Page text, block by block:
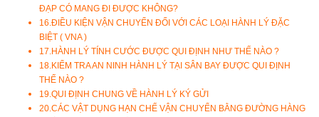
ĐẠP CÓ MANG ĐI ĐƯỢC KHÔNG?
16.ĐIỀU KIỆN VẬN CHUYỂN ĐỐI VỚI CÁC LOẠI HÀNH LÝ ĐẶC
BIỆT ( VNA )
17.HÀNH LÝ TÍNH CƯỚC ĐƯỢC QUI ĐỊNH NHƯ THẾ NÀO ?
18.KIỂM TRA AN NINH HÀNH LÝ TẠI SÂN BAY ĐƯỢC QUI ĐỊNH
THẾ NÀO ?
19.QUI ĐỊNH CHUNG VỀ HÀNH LÝ KÝ GỬI
20.CÁC VẬT DỤNG HẠN CHẾ VẬN CHUYỂN BẰNG ĐƯỜNG HÀNG